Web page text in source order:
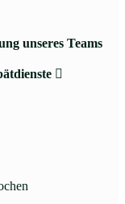
unseres Teams
